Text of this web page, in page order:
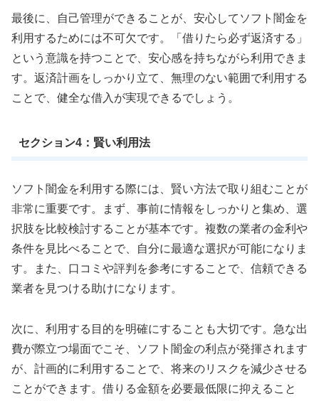
最後に、自己管理ができることが、安心してソフト闇金を
利用するためには不可欠です。「借りたら必ず返済する」
という意識を持つことで、安心感を持ちながら利用できま
す。返済計画をしっかり立て、無理のない範囲で利用する
ことで、健全な借入が実現できるでしょう。
セクション4：賢い利用法
ソフト闇金を利用する際には、賢い方法で取り組むことが
非常に重要です。まず、事前に情報をしっかりと集め、選
択肢を比較検討することが基本です。複数の業者の金利や
条件を見比べることで、自分に最適な選択が可能になりま
す。また、口コミや評判を参考にすることで、信頼できる
業者を見つける助けになります。
次に、利用する目的を明確にすることも大切です。急な出
費が際立つ場面でこそ、ソフト闇金の利点が発揮されます
が、計画的に利用することで、将来のリスクを減少させる
ことができます。借りる金額を必要最低限に抑えること